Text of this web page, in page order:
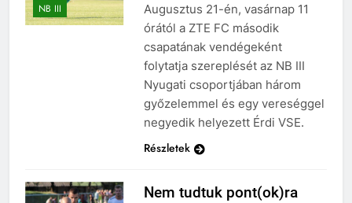
NB III
Augusztus 21-én, vasárnap 11
órától a ZTE FC második
csapatának vendégeként
folytatja szereplését az NB III
Nyugati csoportjában három
győzelemmel és egy vereséggel
negyedik helyezett Érdi VSE.
Részletek
Nem tudtuk pont(ok)ra